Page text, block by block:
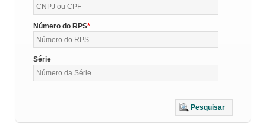
Número do RPS
Série
Pesquisar